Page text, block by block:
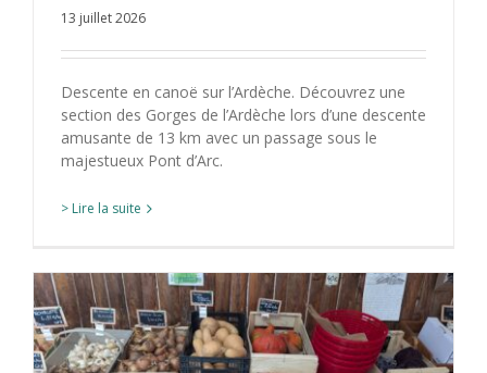
13 juillet 2026
Descente en canoë sur l’Ardèche. Découvrez une
section des Gorges de l’Ardèche lors d’une descente
amusante de 13 km avec un passage sous le
majestueux Pont d’Arc.
> Lire la suite